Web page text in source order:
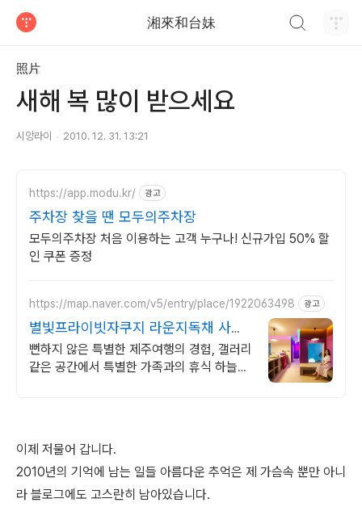
湘來和台妹
照片
새해 복 많이 받으세요
시앙라이 2010. 12. 31. 13:21
https://app.modu.kr/ 광고
주차장 찾을 땐 모두의주차장
모두의주차장 처음 이용하는 고객 누구나! 신규가입 50% 할
인 쿠폰 증정
https://map.naver.com/v5/entry/place/1922063498 광고
별빛프라이빗자쿠지 라운지독채 사진
보다 더좋아요. 찐 리뷰
뻔하지 않은 특별한 제주여행의 경험, 갤러리
같은 공간에서 특별한 가족과의 휴식 하늘보
이제 저물어 갑니다.
2010년의 기억에 남는 일들 아름다운 추억은 제 가슴속 뿐만 아니
라 블로그에도 고스란히 남아있습니다.